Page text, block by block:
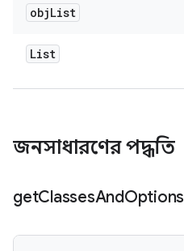
objList
List
জনসাধারণের পদ্ধতি
getClassesAndOptions